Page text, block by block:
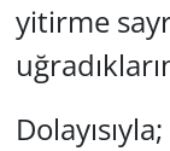
yitirme